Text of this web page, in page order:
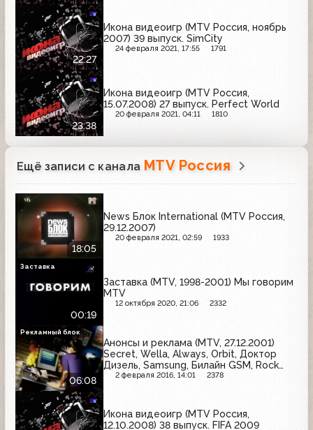
22:27
Икона видеоигр (MTV Россия, ноябрь
2007) 39 выпуск. SimCity
24 февраля 2021, 17:55 1791
23:38
Икона видеоигр (MTV Россия,
15.07.2008) 27 выпуск. Perfect World
20 февраля 2021, 04:11 1810
Ещё записи с канала MTV Россия
18:05
News Блок International (MTV Россия,
29.12.2007)
20 февраля 2021, 02:59 1933
00:19
Заставка (MTV, 1998-2001) Мы говорим
MTV
12 октября 2020, 21:06 2332
Заставка
06:08
Анонсы и реклама (MTV, 27.12.2001)
Secret, Wella, Always, Orbit, Доктор
Дизель, Samsung, Билайн GSM, Rock
Zone, Panasonic, Coca-Cola
2 февраля 2016, 14:01 2378
Рекламный блок
Икона видеоигр (MTV Россия,
12.10.2008) 38 выпуск. FIFA 2009